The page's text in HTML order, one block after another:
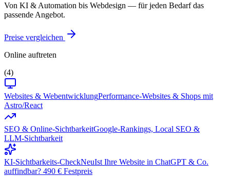
Von KI & Automation bis Webdesign — für jeden Bedarf das
passende Angebot.
Preise vergleichen
Online auftreten
(4)
Websites & WebentwicklungPerformance-Websites & Shops mit
Astro/React
SEO & Online-SichtbarkeitGoogle-Rankings, Local SEO &
LLM-Sichtbarkeit
KI-Sichtbarkeits-CheckNeuIst Ihre Website in ChatGPT & Co.
auffindbar? 490 € Festpreis